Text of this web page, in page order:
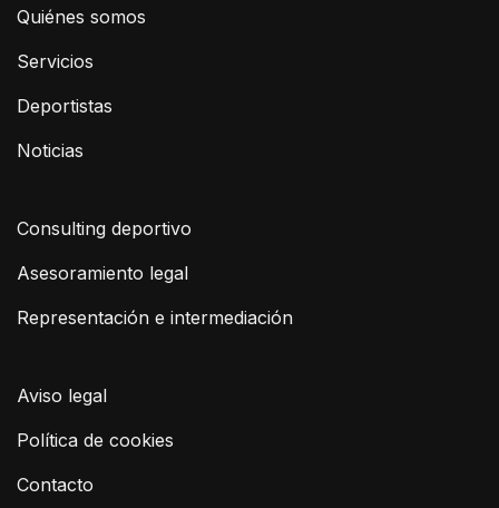
Quiénes somos
Servicios
Deportistas
Noticias
Consulting deportivo
Asesoramiento legal
Representación e intermediación
Aviso legal
Política de cookies
Contacto